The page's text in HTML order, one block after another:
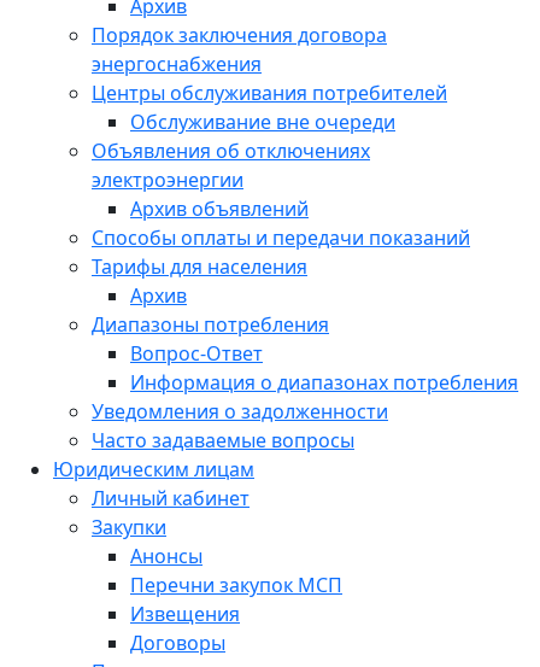
Архив
Порядок заключения договора
энергоснабжения
Центры обслуживания потребителей
Обслуживание вне очереди
Объявления об отключениях
электроэнергии
Архив объявлений
Способы оплаты и передачи показаний
Тарифы для населения
Архив
Диапазоны потребления
Вопрос-Ответ
Информация о диапазонах потребления
Уведомления о задолженности
Часто задаваемые вопросы
Юридическим лицам
Личный кабинет
Закупки
Анонсы
Перечни закупок МСП
Извещения
Договоры